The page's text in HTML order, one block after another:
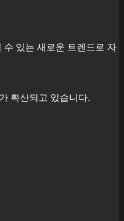
수 있는 새로운 트렌드로 자
확산되고 있습니다.